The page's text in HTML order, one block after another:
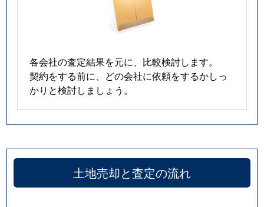
各会社の査定結果を元に、比較検討します。
契約をする前に、どの会社に依頼をするかしっ
かりと検討しましょう。
土地売却と査定の流れ